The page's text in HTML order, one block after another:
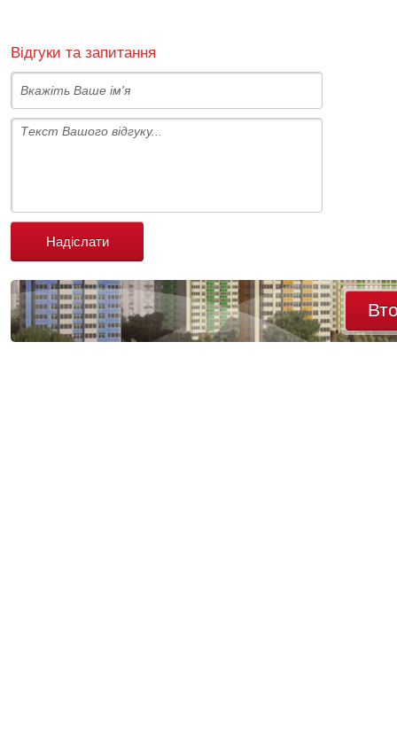
Відгуки та запитання
Надіслати